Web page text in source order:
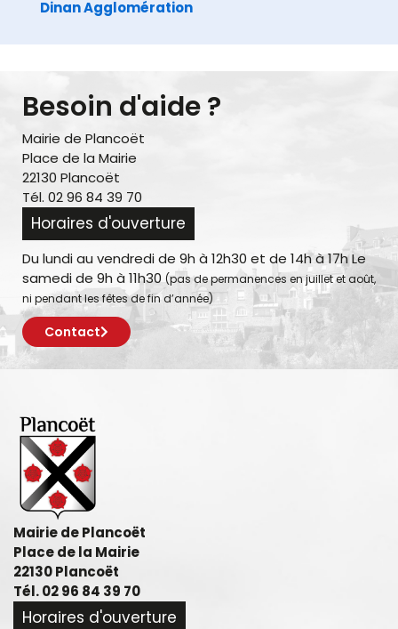
Dinan Agglomération
Besoin d'aide ?
Mairie de Plancoët
Place de la Mairie
22130 Plancoët
Tél. 02 96 84 39 70
Horaires d'ouverture
Du lundi au vendredi de 9h à 12h30 et de 14h à 17h Le
samedi de 9h à 11h30 (pas de permanences en juillet et août,
ni pendant les fêtes de fin d’année)
Contact
Mairie de Plancoët
Place de la Mairie
22130 Plancoët
Tél. 02 96 84 39 70
Horaires d'ouverture